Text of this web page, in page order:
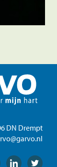
DN Drempt